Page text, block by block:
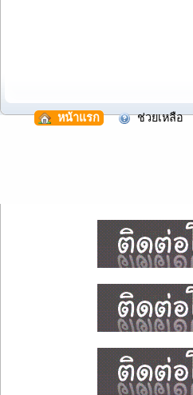
หน้าแรก ช่วยเหลือ